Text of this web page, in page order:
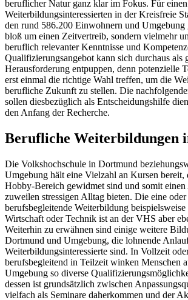
beruflicher Natur ganz klar im Fokus. Für
Weiterbildungsinteressierten in der Kreisfreie
den rund 586.200 Einwohnern und Umgebung
bloß um einen Zeitvertreib, sondern vielmehr
beruflich relevanter Kenntnisse und
Qualifizierungsangebot kann sich durchaus als
Herausforderung entpuppen, denn potenzielle
erst einmal die richtige Wahl treffen, um die
berufliche Zukunft zu stellen. Die
sollen diesbezüglich als Entscheidungshilfe
den Anfang der Recherche.
Berufliche Weiterbildungen
Die Volkshochschule in Dortmund
Umgebung hält eine Vielzahl an Kursen bereit,
Hobby-Bereich gewidmet sind und somit
zuweilen stressigen Alltag bieten. Die eine oder
berufsbegleitende Weiterbildung
Wirtschaft oder Technik ist an der VHS aber
Weiterhin zu erwähnen sind einige weitere
Dortmund und Umgebung, die lohnende
Weiterbildungsinteressierte sind. In Vollzeit
berufsbegleitend in Teilzeit winken Menschen
Umgebung so diverse
dessen ist grundsätzlich zwischen
vielfach als Seminare daherkommen und der